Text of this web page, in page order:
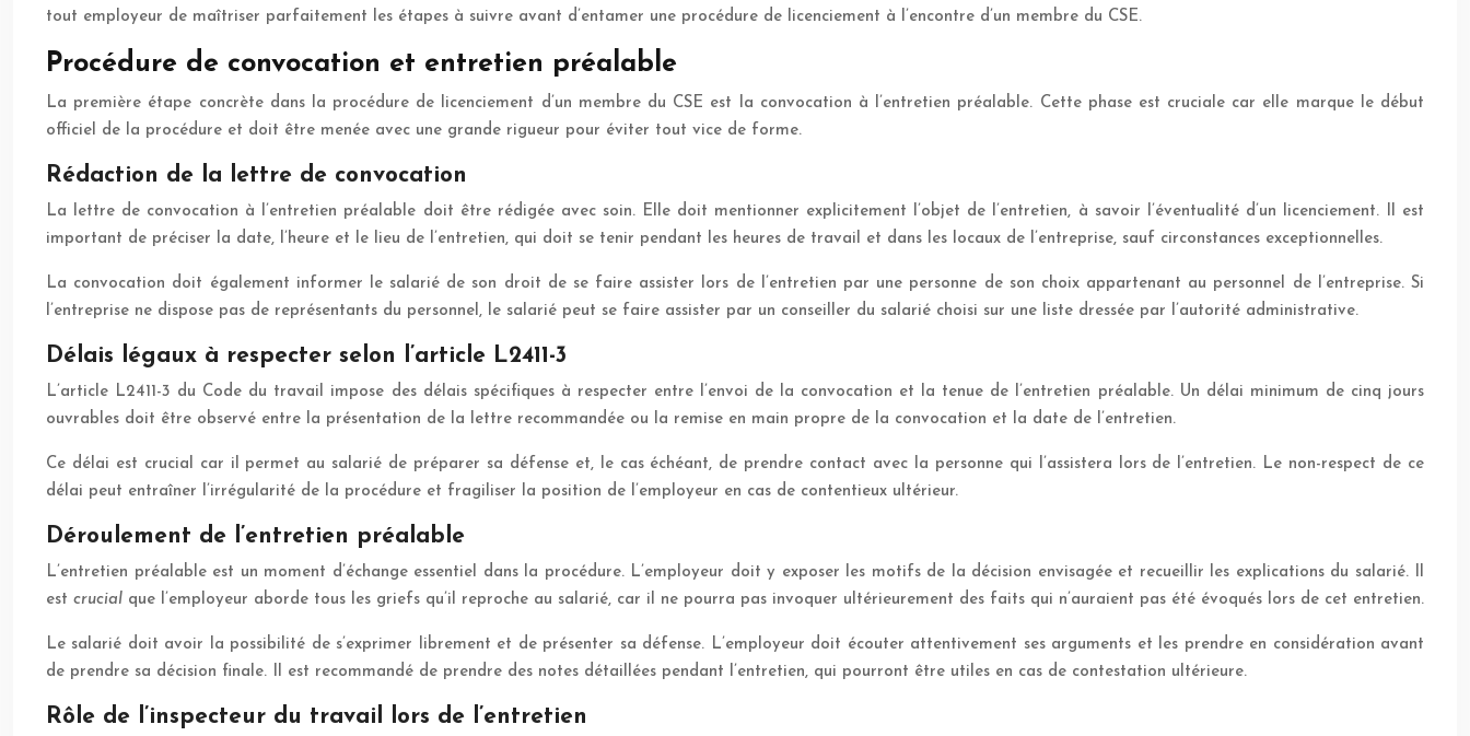
tout employeur de maîtriser parfaitement les étapes à suivre avant d’entamer une procédure de licenciement à l’encontre d’un membre du CSE.
Procédure de convocation et entretien préalable
La première étape concrète dans la procédure de licenciement d’un membre du CSE est la convocation à l’entretien préalable. Cette phase est cruciale car elle marque le début
officiel de la procédure et doit être menée avec une grande rigueur pour éviter tout vice de forme.
Rédaction de la lettre de convocation
La lettre de convocation à l’entretien préalable doit être rédigée avec soin. Elle doit mentionner explicitement l’objet de l’entretien, à savoir l’éventualité d’un licenciement. Il est
important de préciser la date, l’heure et le lieu de l’entretien, qui doit se tenir pendant les heures de travail et dans les locaux de l’entreprise, sauf circonstances exceptionnelles.
La convocation doit également informer le salarié de son droit de se faire assister lors de l’entretien par une personne de son choix appartenant au personnel de l’entreprise. Si
l’entreprise ne dispose pas de représentants du personnel, le salarié peut se faire assister par un conseiller du salarié choisi sur une liste dressée par l’autorité administrative.
Délais légaux à respecter selon l’article L2411-3
L’article L2411-3 du Code du travail impose des délais spécifiques à respecter entre l’envoi de la convocation et la tenue de l’entretien préalable. Un délai minimum de cinq jours
ouvrables doit être observé entre la présentation de la lettre recommandée ou la remise en main propre de la convocation et la date de l’entretien.
Ce délai est crucial car il permet au salarié de préparer sa défense et, le cas échéant, de prendre contact avec la personne qui l’assistera lors de l’entretien. Le non-respect de ce
délai peut entraîner l’irrégularité de la procédure et fragiliser la position de l’employeur en cas de contentieux ultérieur.
Déroulement de l’entretien préalable
L’entretien préalable est un moment d’échange essentiel dans la procédure. L’employeur doit y exposer les motifs de la décision envisagée et recueillir les explications du salarié. Il
est crucial que l’employeur aborde tous les griefs qu’il reproche au salarié, car il ne pourra pas invoquer ultérieurement des faits qui n’auraient pas été évoqués lors de cet entretien.
Le salarié doit avoir la possibilité de s’exprimer librement et de présenter sa défense. L’employeur doit écouter attentivement ses arguments et les prendre en considération avant
de prendre sa décision finale. Il est recommandé de prendre des notes détaillées pendant l’entretien, qui pourront être utiles en cas de contestation ultérieure.
Rôle de l’inspecteur du travail lors de l’entretien